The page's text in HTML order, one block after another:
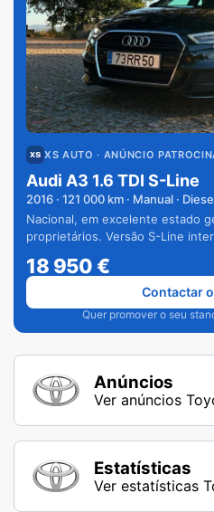
XS AUTO · ANÚNCIO
Audi A3 1.6 TDI S-Line
2016 · 121 000 km · Manual ·
Nacional, em excelente estado
proprietários. Versão S-Line
18 950€
Quer promover o seu
Contactar
Anúncios
Ver anúncios
Estatísticas
Ver estatísticas